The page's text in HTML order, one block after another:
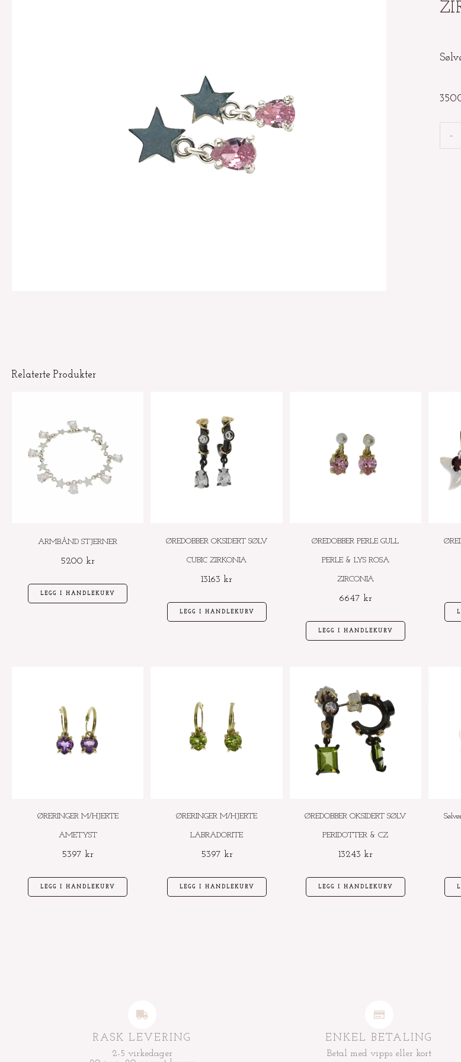
-
med
Relaterte Produkter
ARMBÅND STJERNER
5200 kr
LEGG I HANDLEKURV
ØREDOBBER OKSIDERT SØLV
CUBIC ZIRKONIA
13163 kr
LEGG I HANDLEKURV
ØREDOBBER PERLE GULL
PERLE & LYS ROSA
ZIRCONIA
6647 kr
LEGG I HANDLEKURV
ØRERINGER M/HJERTE
AMETYST
5397 kr
LEGG I HANDLEKURV
ØRERINGER M/HJERTE
LABRADORITE
5397 kr
LEGG I HANDLEKURV
ØREDOBBER OKSIDERT SØLV
PERIDOTTER & CZ
13243 kr
LEGG I HANDLEKURV
RASK LEVERING
2-5 virkedager
ENKEL BETALING
Betal med vipps eller kort